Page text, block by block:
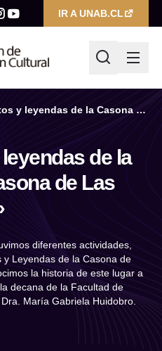
IR A UNAB.CL
hoy?
y leyendas de la Casona de
de la
de Las
diferentes actividades,
Leyendas de la Casona de
la historia de este lugar a
decana de la Facultad de
María Gabriela Huidobro.